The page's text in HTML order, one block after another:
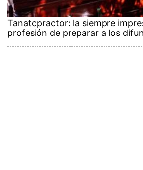
Tanatopractor: la siempre
profesión de preparar a los